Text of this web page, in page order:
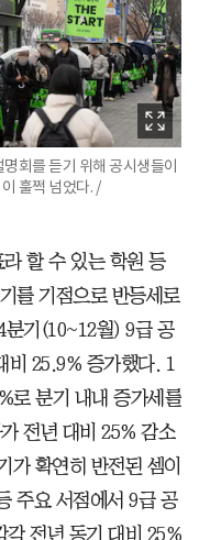
회를 듣기 위해 공시생들이
훌쩍 넘었다. /
할 수 있는 학원 등
를 기점으로 반등세로
기(10~12월) 9급 공
비 25.9% 증가했다. 1
로 분기 내내 증가세를
전년 대비 25% 감소
가 확연히 반전된 셈이
주요 서점에서 9급 공
각 전년 동기 대비 25%